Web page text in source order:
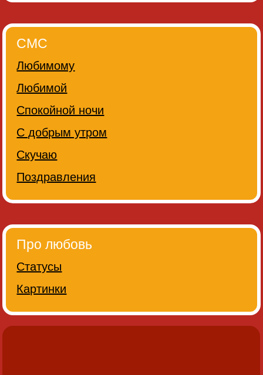
СМС
Любимому
Любимой
Спокойной ночи
С добрым утром
Скучаю
Поздравления
Про любовь
Статусы
Картинки